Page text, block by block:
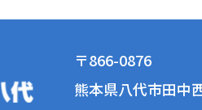
〒866-0876
熊本県八代市田中